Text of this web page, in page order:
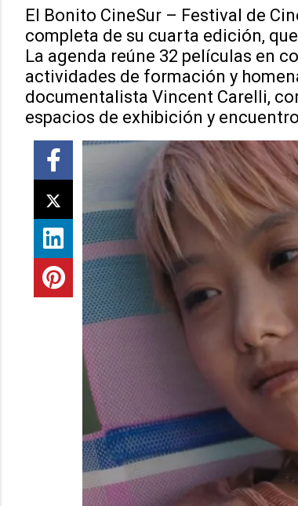
El Bonito CineSur – Festival de
completa de su cuarta edición,
La agenda reúne 32 películas en
actividades de formación y
documentalista Vincent Carelli,
espacios de exhibición y